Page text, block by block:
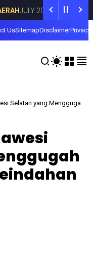
20, 2026 Fokus
UsSitemapDisclaimerPrivacy
Nostalgia dan Keindahan Budaya Lokal